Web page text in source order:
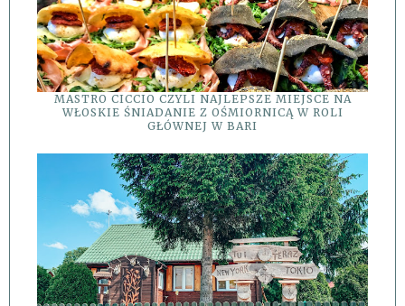
MASTRO CICCIO CZYLI NAJLEPSZE MIEJSCE NA
WŁOSKIE ŚNIADANIE Z OŚMIORNICĄ W ROLI
GŁÓWNEJ W BARI